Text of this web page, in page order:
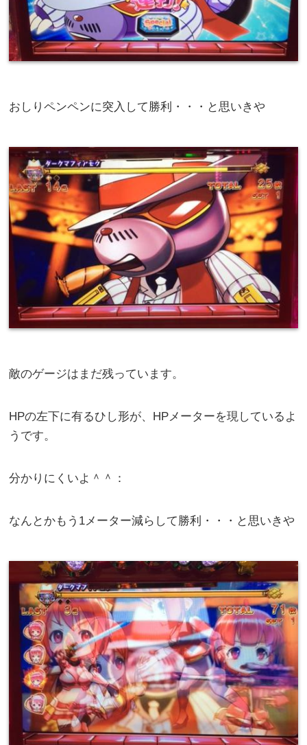
おしりペンペンに突入して勝利・・・と思いきや
敵のゲージはまだ残っています。
HPの左下に有るひし形が、HPメーターを現しているよ
うです。
分かりにくいよ＾＾：
なんとかもう1メーター減らして勝利・・・と思いきや